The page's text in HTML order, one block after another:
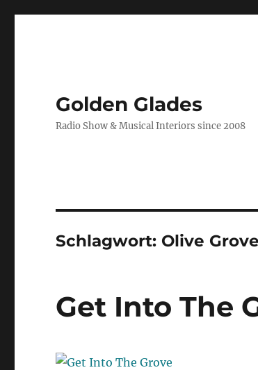
Golden Glades
Radio Show & Musical Interiors since 2008
Schlagwort: Olive Grove
Get Into The